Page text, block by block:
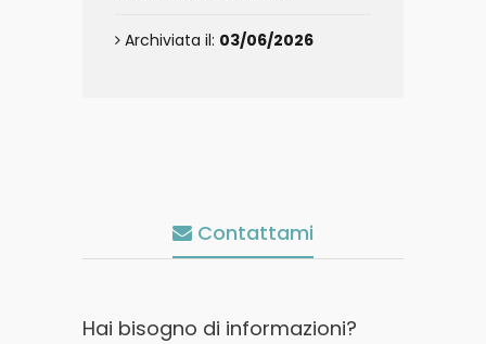
Archiviata il: 03/06/2026
Contattami
Hai bisogno di informazioni?